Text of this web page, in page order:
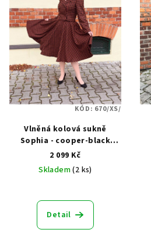
d
u
k
ů
s
r
o
d
u
Vlněná kolová sukně
Sophia - cooper-black
tartan
2 099 Kč
Skladem(2 ks)
Detail
KÓD: 670/XS/